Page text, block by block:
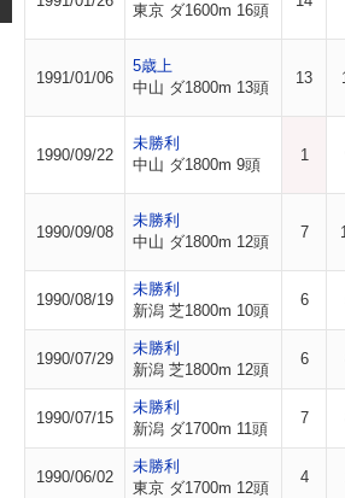
東京 ダ1600m 16頭
1991/01/06
5歳上
中山 ダ1800m 13頭
13
1990/09/22
未勝利
中山 ダ1800m 9頭
1
1990/09/08
未勝利
中山 ダ1800m 12頭
7
1990/08/19
未勝利
新潟 芝1800m 10頭
6
1990/07/29
未勝利
新潟 芝1800m 12頭
6
1990/07/15
未勝利
新潟 ダ1700m 11頭
7
1990/06/02
未勝利
東京 ダ1700m 12頭
4